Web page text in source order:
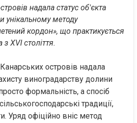
надала статус об'єкта
унікальному методу
кордон», що практикується
XVI століття.
островів надала
виноградарству долини
формальність, а спосіб
традиції,
Уряд офіційно вніс метод